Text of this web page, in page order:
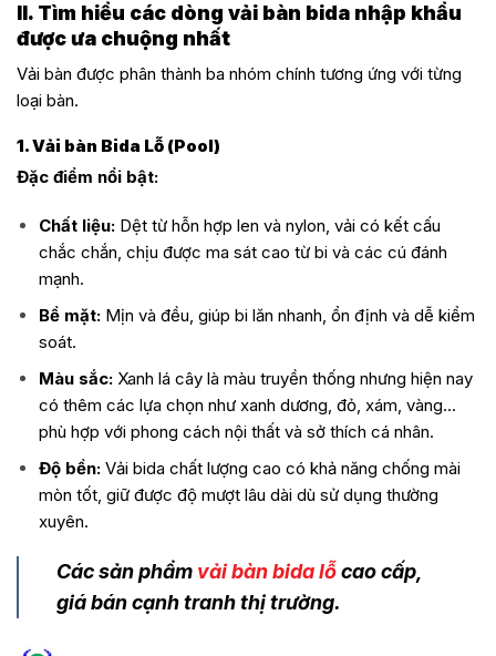
II. Tìm hiểu các dòng vải bàn bida nhập khẩu
được ưa chuộng nhất
Vải bàn được phân thành ba nhóm chính tương ứng với từng
loại bàn.
1. Vải bàn Bida Lỗ (Pool)
Đặc điểm nổi bật:
Chất liệu:Dệt từ hỗn hợp len và nylon, vải có kết cấu
chắc chắn, chịu được ma sát cao từ bi và các cú đánh
mạnh.
Bề mặt:Mịn và đều, giúp bi lăn nhanh, ổn định và dễ kiểm
soát.
Màu sắc: Xanh lá cây là màu truyền thống nhưng hiện nay
có thêm các lựa chọn như xanh dương, đỏ, xám, vàng…
phù hợp với phong cách nội thất và sở thích cá nhân.
Độ bền:Vải bida chất lượng cao có khả năng chống mài
mòn tốt, giữ được độ mượt lâu dài dù sử dụng thường
xuyên.
Các sản phẩm vải bàn bida lỗcao cấp,
giá bán cạnh tranh thị trường.